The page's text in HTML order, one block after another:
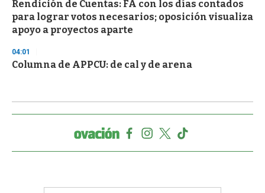
Rendición de Cuentas: FA con los días contados
para lograr votos necesarios; oposición visualiza
apoyo a proyectos aparte
04:01
Columna de APPCU: de cal y de arena